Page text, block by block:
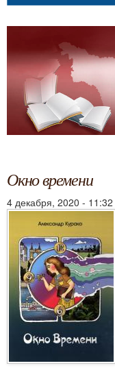
Окно времени
4 декабря, 2020 - 11:32